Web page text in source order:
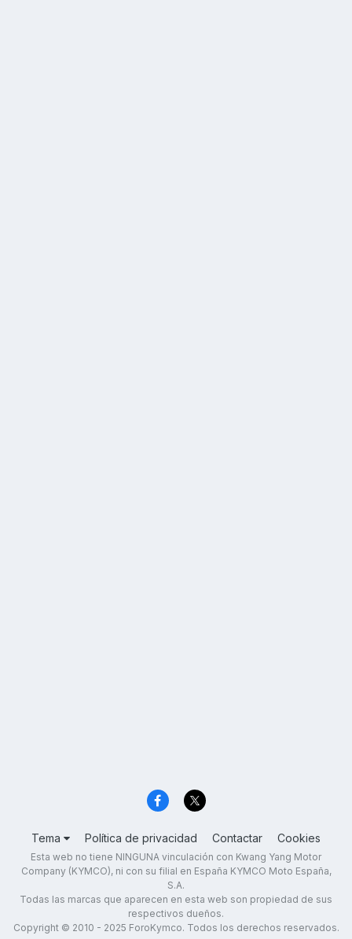
Tema Política de privacidad Contactar Cookies
Esta web no tiene NINGUNA vinculación con Kwang Yang Motor
Company (KYMCO), ni con su filial en España KYMCO Moto España,
S.A.
Todas las marcas que aparecen en esta web son propiedad de sus
respectivos dueños.
Copyright © 2010 - 2025 ForoKymco. Todos los derechos reservados.